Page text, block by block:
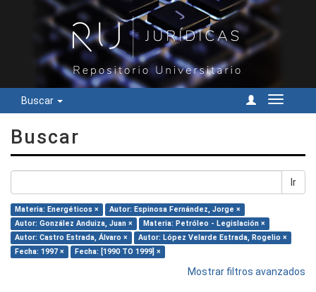
Buscar
Cambiar
Buscar
Ir
Materia: Energéticos ×
Autor: Espinosa Fernández, Jorge ×
Autor: González Anduiza, Juan ×
Materia: Petróleo - Legislación ×
Autor: Castro Estrada, Álvaro ×
Autor: López Velarde Estrada, Rogelio ×
Fecha: 1997 ×
Fecha: [1990 TO 1999] ×
Mostrar filtros avanzados